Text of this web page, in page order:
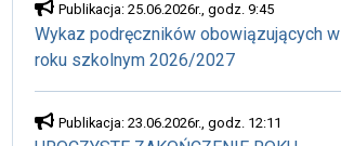
Publikacja: 25.06.2026r., godz. 9:45
Wykaz podręczników obowiązujących w
roku szkolnym 2026/2027
Publikacja: 23.06.2026r., godz. 12:11